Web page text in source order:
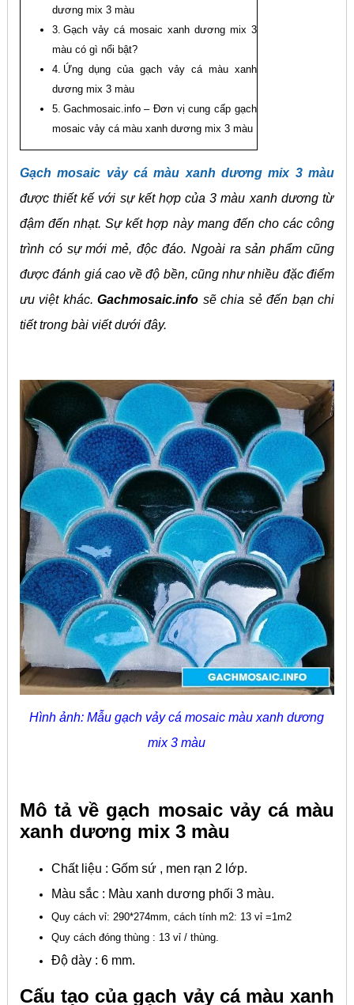
dương mix 3 màu
Gạch vảy cá mosaic xanh dương mix 3
màu có gì nổi bật?
Ứng dụng của gạch vảy cá màu xanh
dương mix 3 màu
Gachmosaic.info – Đơn vị cung cấp gạch
mosaic vảy cá màu xanh dương mix 3 màu
Gạch mosaic vảy cá màu xanh dương mix 3 màu
được thiết kế với sự kết hợp của 3 màu xanh dương từ
đậm đến nhạt. Sự kết hợp này mang đến cho các công
trình có sự mới mẻ, độc đáo. Ngoài ra sản phẩm cũng
được đánh giá cao về độ bền, cũng như nhiều đặc điểm
ưu việt khác.Gachmosaic.info sẽ chia sẻ đến bạn chi
tiết trong bài viết dưới đây.
Hình ảnh: Mẫu gạch vảy cá mosaic màu xanh dương
mix 3 màu
Mô tả về gạch mosaic vảy cá màu
xanh dương mix 3 màu
Chất liệu : Gốm sứ , men rạn 2 lớp.
Màu sắc : Màu xanh dương phối 3 màu.
Quy cách vỉ: 290*274mm, cách tính m2: 13 vỉ =1m2
Quy cách đóng thùng : 13 vỉ / thùng.
Độ dày : 6 mm.
Cấu tạo của gạch vảy cá màu xanh